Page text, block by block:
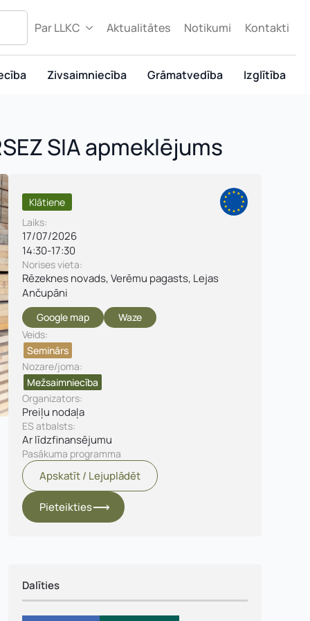
Par LLKC Aktualitātes Notikumi Kontakti
Zivsaimniecība Grāmatvedība Izglītība
SIA apmeklējums
Klātiene
Laiks:
17/07/2026
14:30-17:30
Norises vieta:
Rēzeknes novads, Verēmu pagasts, Lejas
Ančupāni
Google map
Waze
Veids:
Seminārs
Nozare/joma:
Mežsaimniecība
Organizators:
Preiļu nodaļa
ES atbalsts:
Ar līdzfinansējumu
Pasākuma programma
Apskatīt / Lejuplādēt
Pieteikties
Dalīties